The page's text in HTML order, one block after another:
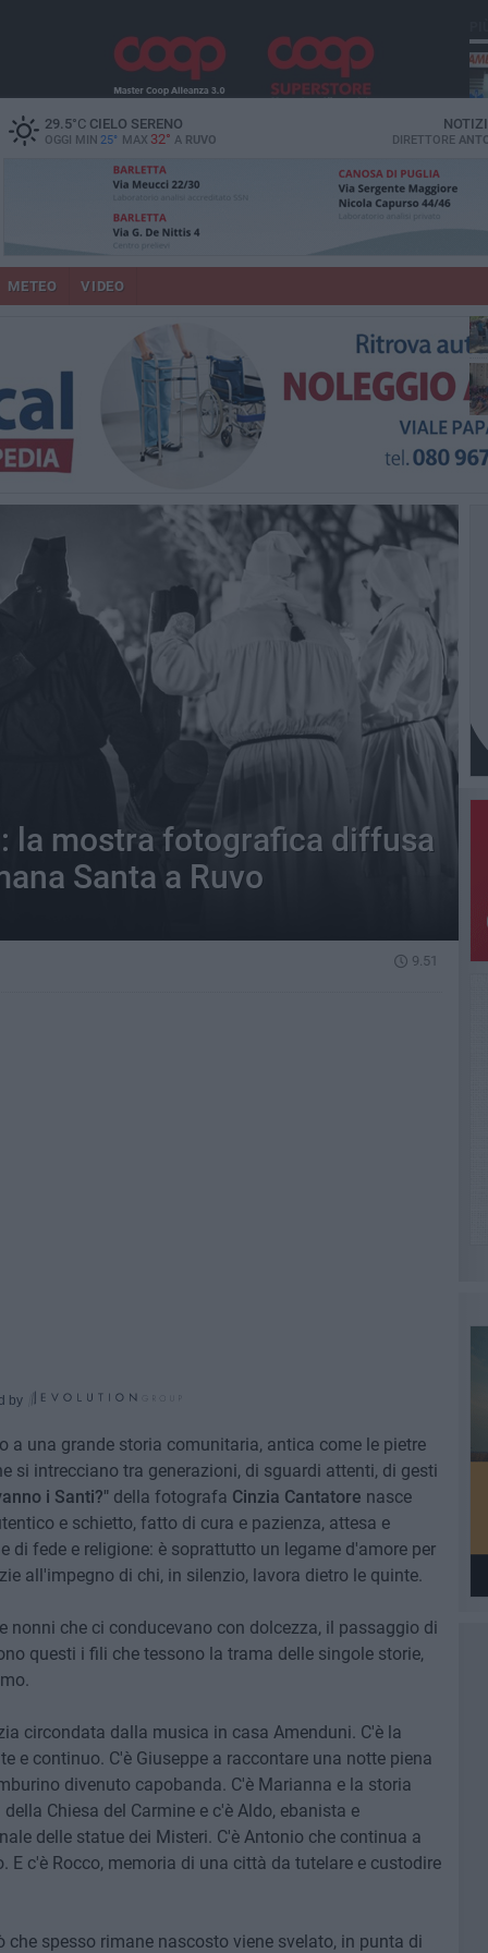
29.5°CCIELO SERENO
OGGI MIN 25° MAX 32° A RUVO DIRETTORE
METEO VIDEO
la mostra fotografica diffusa
Santa a Ruvo
9.51
by
a una grande storia comunitaria, antica come le pietre
si intrecciano tra generazioni, di sguardi attenti, di gesti
i Santi?"della fotografa Cinzia Cantatore nasce
e schietto, fatto di cura e pazienza, attesa e
di fede e religione: è soprattutto un legame d'amore per
all'impegno di chi, in silenzio, lavora dietro le quinte.
nonni che ci conducevano con dolcezza, il passaggio di
questi i fili che tessono la trama delle singole storie,
circondata dalla musica in casa Amenduni. C'è la
e continuo. C'è Giuseppe a raccontare una notte piena
divenuto capobanda. C'è Marianna e la storia
Chiesa del Carmine e c'è Aldo, ebanista e
delle statue dei Misteri. C'è Antonio che continua a
E c'è Rocco, memoria di una città da tutelare e custodire
spesso rimane nascosto viene svelato, in punta di